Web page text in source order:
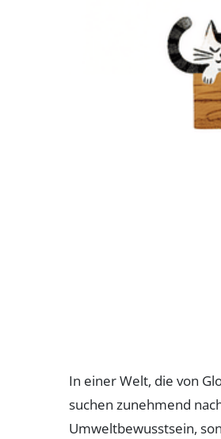
In einer Welt, die von
suchen zunehmend
Umweltbewusstsein,